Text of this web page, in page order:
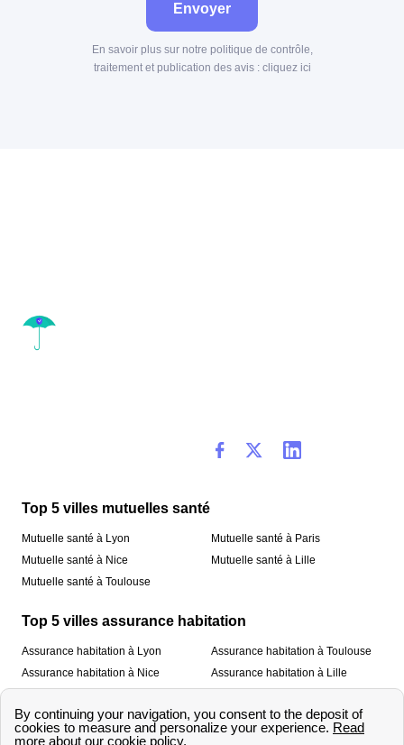
Envoyer
En savoir plus sur notre politique de contrôle,
traitement et publication des avis : cliquez ici
Top 5 villes mutuelles santé
Mutuelle santé à Lyon
Mutuelle santé à Nice
Mutuelle santé à Toulouse
Mutuelle santé à Paris
Mutuelle santé à Lille
Top 5 villes assurance habitation
Assurance habitation à Lyon
Assurance habitation à Nice
Assurance habitation à Toulouse
Assurance habitation à Lille
À propos